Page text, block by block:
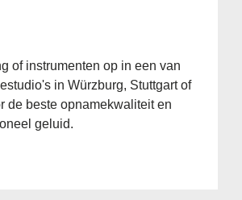
of instrumenten op in een van
in Würzburg, Stuttgart of
de beste opnamekwaliteit en
geluid.